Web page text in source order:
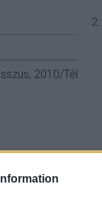
2010/Tél
Szólj hozzá!